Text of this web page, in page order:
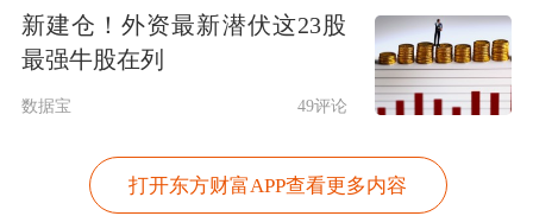
373.55亿元，低于三季度的399亿元。
基于上述数据，2025年前三季度的IPO
数量为78家，募资总额约为772.55亿
元。其中，募资额同比增长61.28%。
新建仓！外资最新潜伏这23股
最强牛股在列
数据宝 49评论
打开东方财富APP查看更多内容